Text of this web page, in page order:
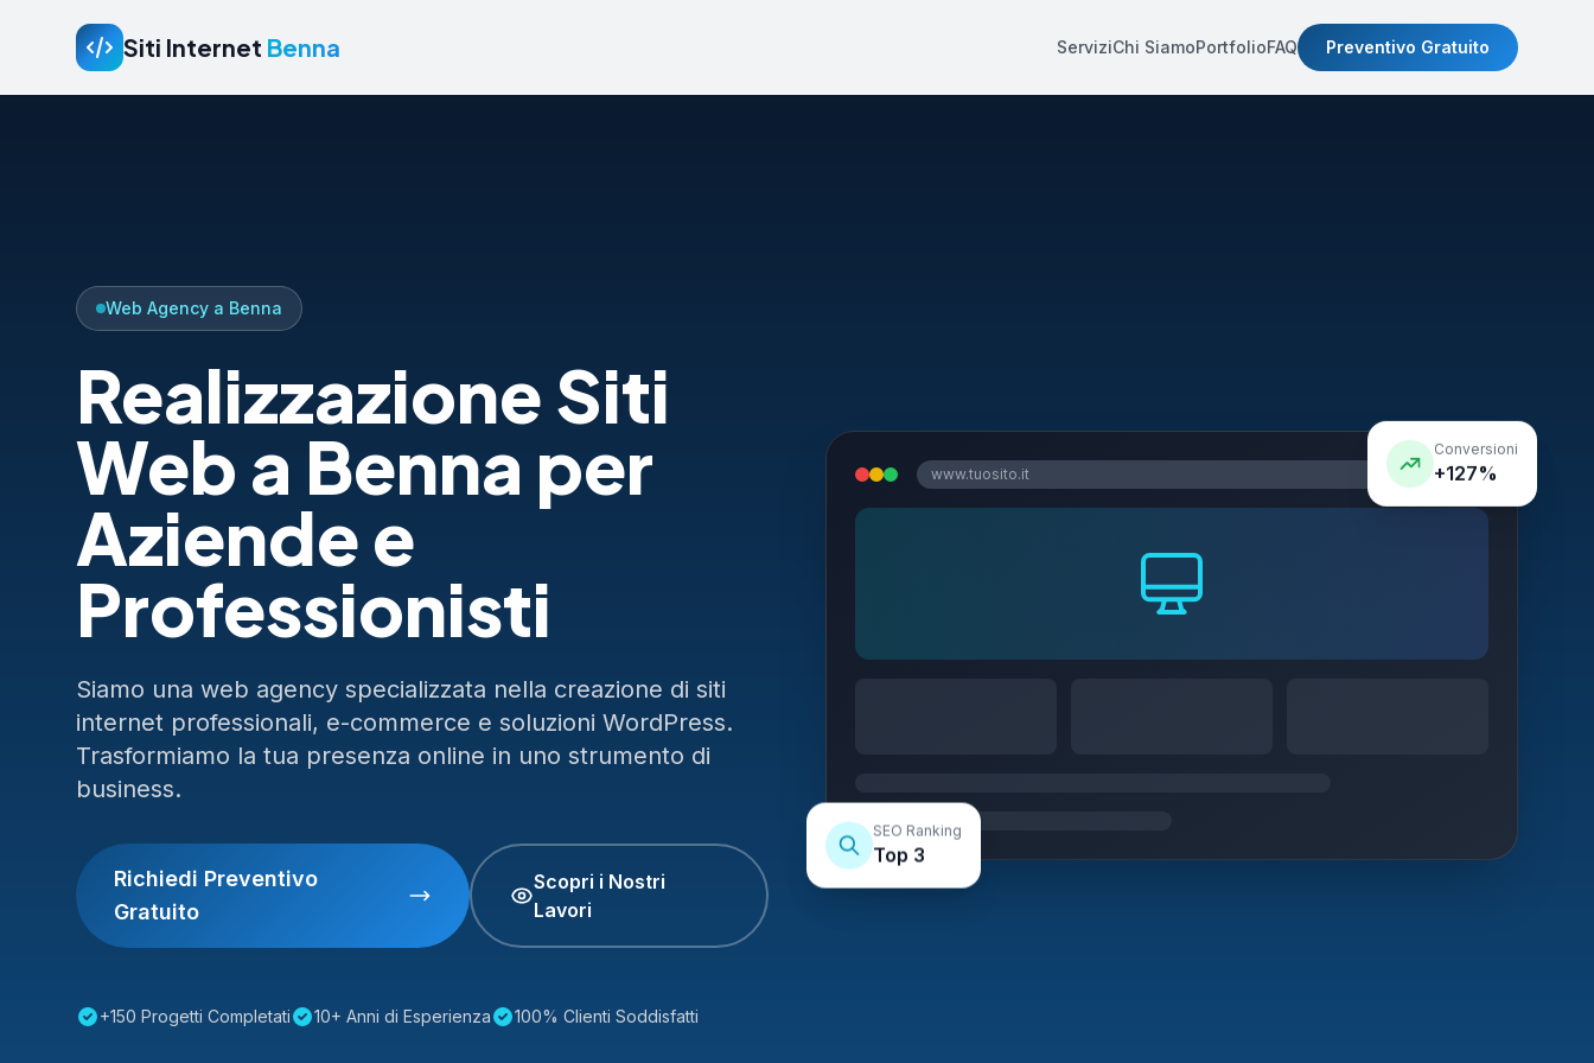
Siti Internet Benna ServiziChi SiamoPortfolioFAQ Preventivo Gratuito
Web Agency a Benna
Realizzazione Siti
Web a Benna per
Aziende e
Professionisti
Siamo una web agency specializzata nella creazione di siti
internet professionali, e-commerce e soluzioni WordPress.
Trasformiamo la tua presenza online in uno strumento di
business.
Richiedi Preventivo
Gratuito
Scopri i Nostri
Lavori
+150 Progetti Completati 10+ Anni di Esperienza 100% Clienti Soddisfatti
www.tuosito.it
Conversioni
+127%
SEO Ranking
Top 3